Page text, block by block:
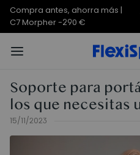
Compra antes, ahorra más |
C7 Morpher -290 €
Soporte para
los que necesitas
15/11/2023